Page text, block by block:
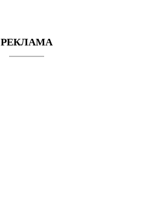
РЕКЛАМА